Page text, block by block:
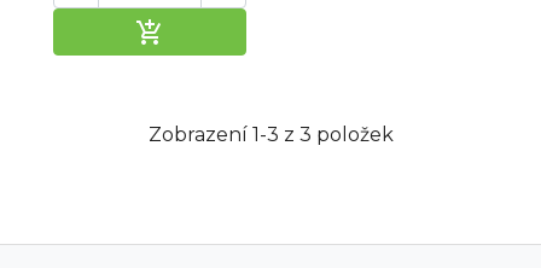

Zobrazení 1-3 z 3 položek